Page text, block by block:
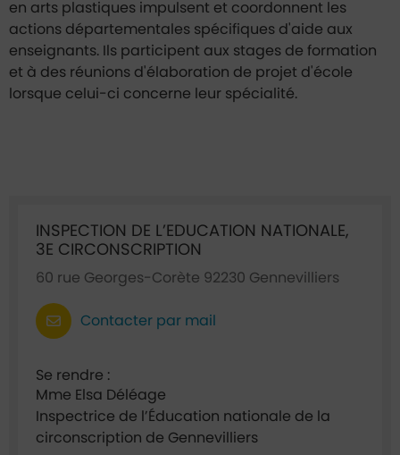
en arts plastiques impulsent et coordonnent les
actions départementales spécifiques d'aide aux
enseignants. Ils participent aux stages de formation
et à des réunions d'élaboration de projet d'école
lorsque celui-ci concerne leur spécialité.
INSPECTION DE L’EDUCATION NATIONALE,
3E CIRCONSCRIPTION
60 rue Georges-Corète 92230 Gennevilliers
Contacter par mail
Se rendre :
Mme Elsa Déléage
Inspectrice de l’Éducation nationale de la
circonscription de Gennevilliers